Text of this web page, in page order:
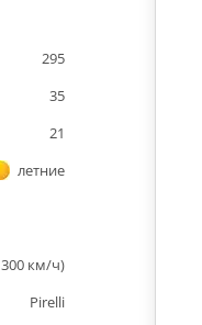
295
35
21
летние
300 км/ч)
Pirelli